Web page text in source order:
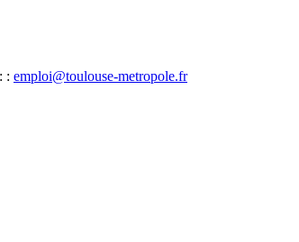
: emploi@toulouse-metropole.fr